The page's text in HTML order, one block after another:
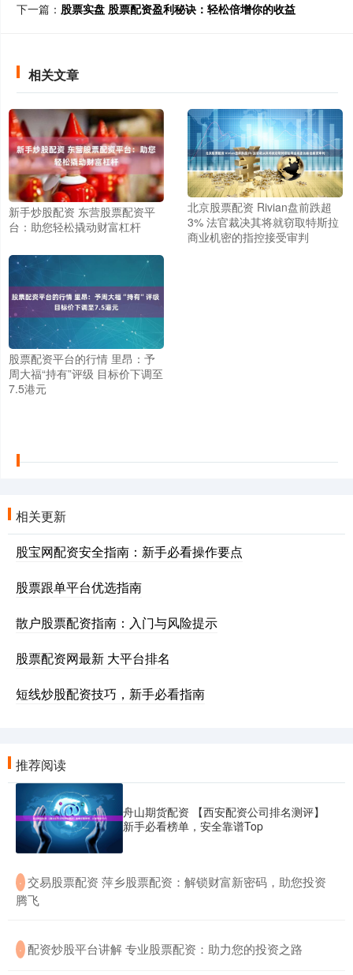
下一篇： 股票实盘 股票配资盈利秘诀：轻松倍增你的收益
相关文章
新手炒股配资 东营股票配资平
台：助您轻松撬动财富杠杆
北京股票配资 Rivian盘前跌超
3% 法官裁决其将就窃取特斯拉
商业机密的指控接受审判
股票配资平台的行情 里昂：予
周大福“持有”评级 目标价下调至
7.5港元
相关更新
股宝网配资安全指南：新手必看操作要点
股票跟单平台优选指南
散户股票配资指南：入门与风险提示
股票配资网最新 大平台排名
短线炒股配资技巧，新手必看指南
推荐阅读
舟山期货配资 【西安配资公司排名测评】
新手必看榜单，安全靠谱Top
· ​交易股票配资 萍乡股票配资：解锁财富新密码，助您投资
腾飞
· ​配资炒股平台讲解 专业股票配资：助力您的投资之路